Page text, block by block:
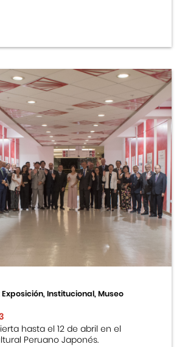
Exposición, Institucional, Museo
hasta el 12 de abril en el
Peruano Japonés.